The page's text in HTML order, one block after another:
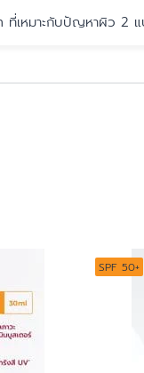
ที่เหมาะกับปัญหาผิว 2
SPF 50+